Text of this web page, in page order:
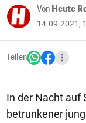
Von Heute
14.09.2021,
Teilen
In der Nacht auf
betrunkener